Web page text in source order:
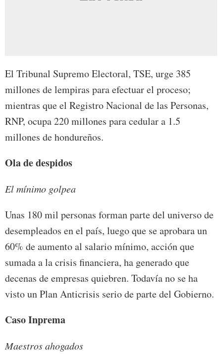
El Tribunal Supremo Electoral, TSE, urge 385
millones de lempiras para efectuar el proceso;
mientras que el Registro Nacional de las Personas,
RNP, ocupa 220 millones para cedular a 1.5
millones de hondureños.
Ola de despidos
El mínimo golpea
Unas 180 mil personas forman parte del universo de
desempleados en el país, luego que se aprobara un
60% de aumento al salario mínimo, acción que
sumada a la crisis financiera, ha generado que
decenas de empresas quiebren. Todavía no se ha
visto un Plan Anticrisis serio de parte del Gobierno.
Caso Inprema
Maestros ahogados